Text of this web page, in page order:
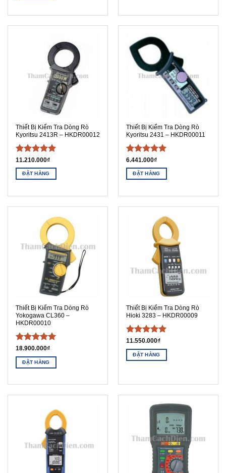
Thiết Bị Kiểm Tra Dòng Rò
Kyoritsu 2413R – HKDR00012
Được xếp
hạng55
sao
11.210.000₫
ĐẶT HÀNG
Thiết Bị Kiểm Tra Dòng Rò
Kyoritsu 2431 – HKDR00011
Được xếp
hạng55
sao
6.441.000₫
ĐẶT HÀNG
Thiết Bị Kiểm Tra Dòng Rò
Yokogawa CL360 –
HKDR00010
Được xếp
hạng55
sao
18.900.000₫
ĐẶT HÀNG
Thiết Bị Kiểm Tra Dòng Rò
Hioki 3283 – HKDR00009
Được xếp
hạng55
sao
11.550.000₫
ĐẶT HÀNG